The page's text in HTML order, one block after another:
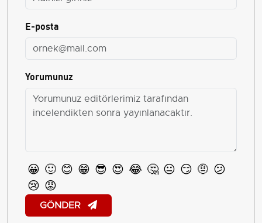
E-posta
Yorumunuz
😀 🙂 😊 😁 😎 😍 😂 🤔 😐 😏 🤨 😕
😢 😡
GÖNDER